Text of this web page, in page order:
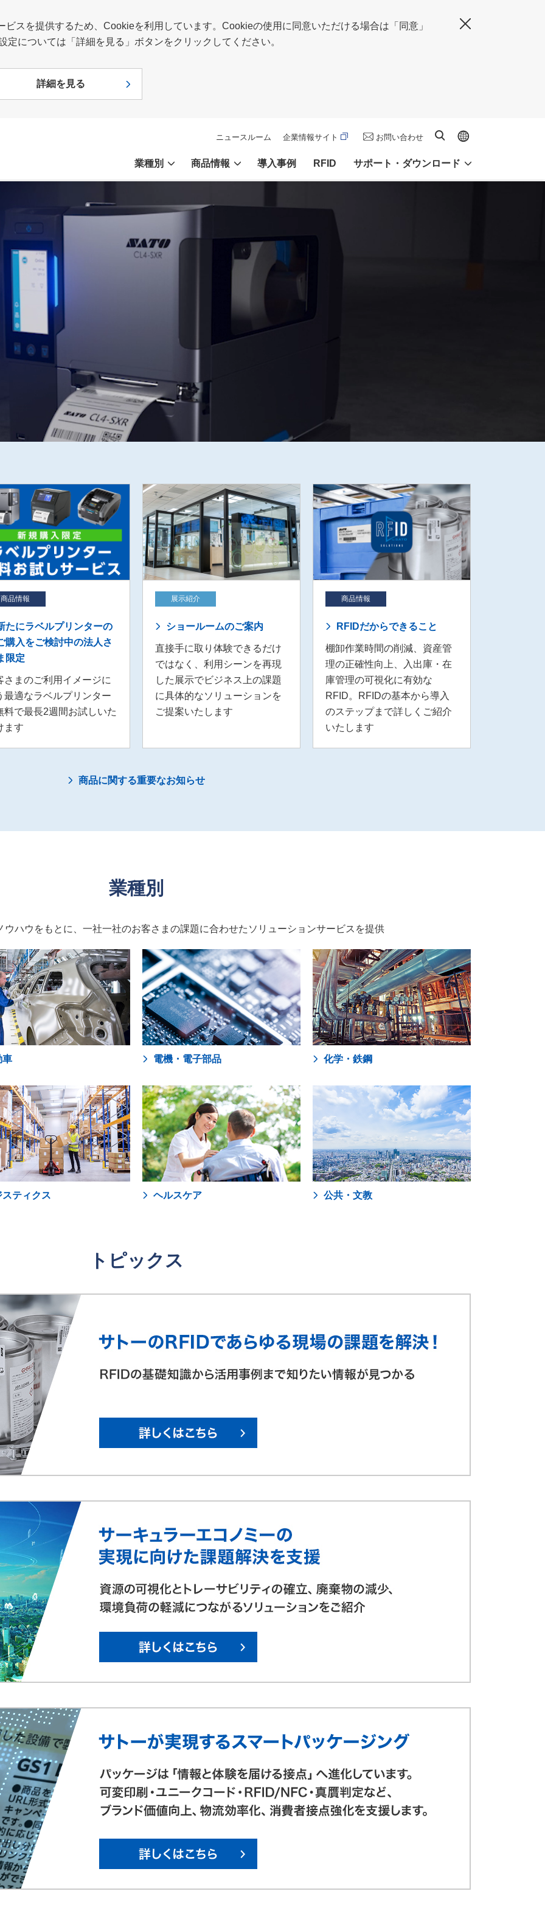
スを提供するため、Cookieを利用しています。Cookieの使用に同意いただける場合は「同意」
については「詳細を見る」ボタンをクリックしてください。
詳細を見る
業種別 商品情報 導入事例 RFID サポート・ダウンロード
ニュースルーム 企業情報サイト お問い合わせ サイト内検索
商品情報
たにラベルプリンターの
購入をご検討中の法人さ
限定
さまのご利用イメージに
最適なラベルプリンター
料で最長2週間お試しいた
ます
展示紹介
ショールームのご案内
直接手に取り体験できるだけ
ではなく、利用シーンを再現
した展示でビジネス上の課題
に具体的なソリューションを
ご提案いたします
商品情報
RFIDだからできること
棚卸作業時間の削減、資産管
理の正確性向上、入出庫・在
庫管理の可視化に有効な
RFID。RFIDの基本から導入
のステップまで詳しくご紹介
いたします
商品に関する重要なお知らせ
業種別
ウハウをもとに、一社一社のお客さまの課題に合わせたソリューションサービスを提供
車 電機・電子部品 化学・鉄鋼
スティクス ヘルスケア 公共・文教
トピックス